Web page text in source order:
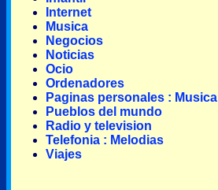
Internet
Musica
Negocios
Noticias
Ocio
Ordenadores
Paginas personales : Musica
Pueblos del mundo
Radio y television
Telefonia : Melodias
Viajes